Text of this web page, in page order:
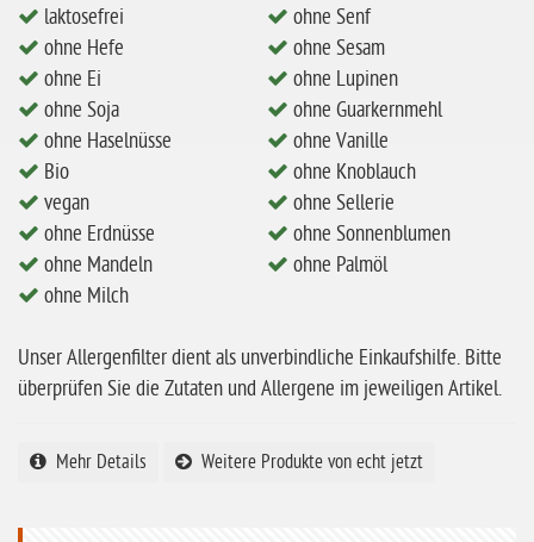
ohne Hafer
ohne Zuckerzusatz
ohne Reis
ohne Mais
ohne Senf
ohne Sesam
ohne Lupinen
ohne Buchweizen
ohne Vanille
ohne Knoblauch
laktosefrei
ohne Hefe
ohne Ei
ohne Soja
ohne Haselnüsse
Bio
vegan
ohne Erdnüsse
ohne Mandeln
ohne Milch
ohne Senf
ohne Sesam
ohne Lupinen
ohne Guarkernmehl
ohne Vanille
ohne Knoblauch
ohne Sellerie
ohne Sonnenblumen
ohne Palmöl
Unser Allergenfilter dient als unverbindliche Einkaufshilfe. Bitte
überprüfen Sie die Zutaten und Allergene im jeweiligen Artikel.
Mehr Details Weitere Produkte von echt jetzt